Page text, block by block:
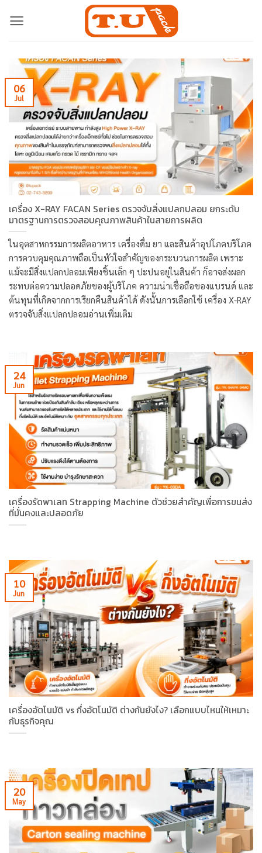
เครื่อง X-RAY FACAN Series ตรวจจับสิ่งแปลกปลอม ยกระดับ
มาตรฐานการตรวจสอบคุณภาพสินค้าในสายการผลิต
ในอุตสาหกรรมการผลิตอาหาร เครื่องดื่ม ยา และสินค้าอุปโภคบริโภค
การควบคุมคุณภาพถือเป็นหัวใจสำคัญของกระบวนการผลิต เพราะ
แม้จะมีสิ่งแปลกปลอมเพียงชิ้นเล็ก ๆ ปะปนอยู่ในสินค้า ก็อาจส่งผลก
ระทบต่อความปลอดภัยของผู้บริโภค ความน่าเชื่อถือของแบรนด์ และ
ต้นทุนที่เกิดจากการเรียกคืนสินค้าได้ ดังนั้นการเลือกใช้ เครื่อง X-RAY
ตรวจจับสิ่งแปลกปลอมอ่านเพิ่มเติม
06
Jul
เครื่องรัดพาเลท Strapping Machine ตัวช่วยสำคัญเพื่อการขนส่ง
ที่มั่นคงและปลอดภัย
24
Jun
เครื่องอัตโนมัติ vs กึ่งอัตโนมัติ ต่างกันยังไง? เลือกแบบไหนให้เหมาะ
กับธุรกิจคุณ
10
Jun
20
May